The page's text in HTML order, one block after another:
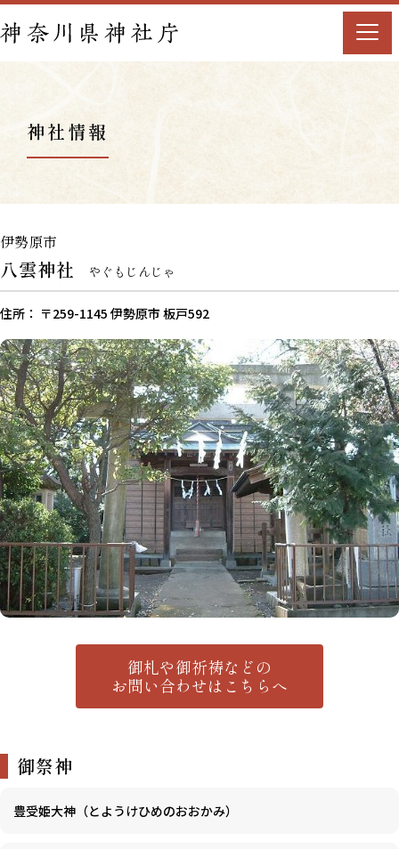
神社情報
伊勢原市
八雲神社 やぐもじんじゃ
住所： 〒259-1145 伊勢原市 板戸592
御札や御祈祷などの
お問い合わせはこちらへ
御祭神
豊受姫大神（とようけひめのおおかみ）